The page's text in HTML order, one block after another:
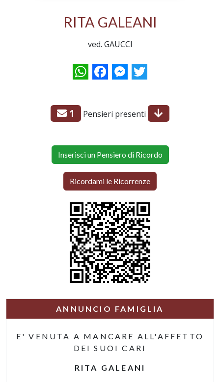
RITA GALEANI
ved. GAUCCI
WhatsAppFacebookMessenger
Twitter
1 Pensieri presenti
Inserisci un Pensiero di Ricordo
Ricordami le Ricorrenze
ANNUNCIO FAMIGLIA
E' VENUTA A MANCARE ALL'AFFETTO
DEI SUOI CARI
RITA GALEANI